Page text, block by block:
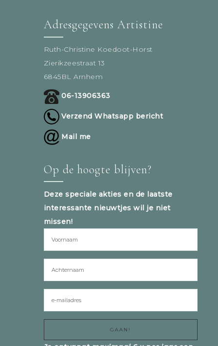
Adresgegevens Artistine
Ruth-Christine Koedoot-Horst
Zierikzeestraat 13
6845BL Arnhem
06-13906363
Verzend Whatsapp bericht
Mail me
Op de hoogte blijven?
Deze speciale akties en de laatste
interessante nieuwtjes wil je niet
missen!